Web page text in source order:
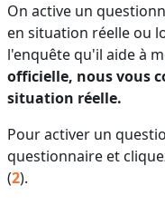
On active un
en situation réelle ou
l'enquête qu'il aide à
officielle, nous vous
situation réelle.
Pour activer un
questionnaire et
(2).